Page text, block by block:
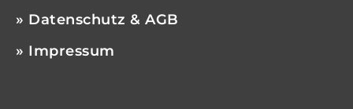
» Datenschutz & AGB
» Impressum